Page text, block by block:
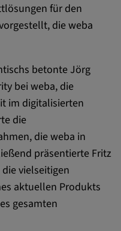
für den
die weba
betonte Jörg
bei weba, die
im digitalisierten
die
die weba in
präsentierte Fritz
vielseitigen
aktuellen Produkts
gesamten
einem
Tool gesetzt und
Verfolgung des
Websites
personalisierter